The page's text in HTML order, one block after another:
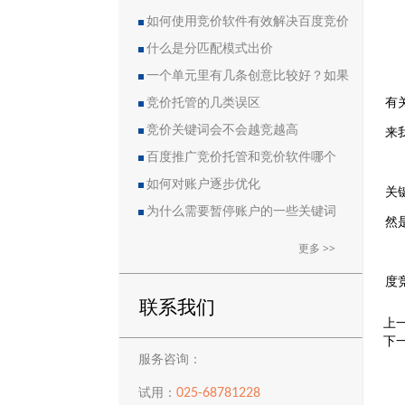
如何使用竞价软件有效解决百度竞价
中的恶点问题
什么是分匹配模式出价
一个单元里有几条创意比较好？如果
删除创意会导致账户流量突然下降吗？
竞价托管的几类误区
竞价关键词会不会越竞越高
百度推广竞价托管和竞价软件哪个
好？
如何对账户逐步优化
为什么需要暂停账户的一些关键词
更多 >>
联系我们
服务咨询：
试用：025-68781228
有
来
关
然
度
上
下